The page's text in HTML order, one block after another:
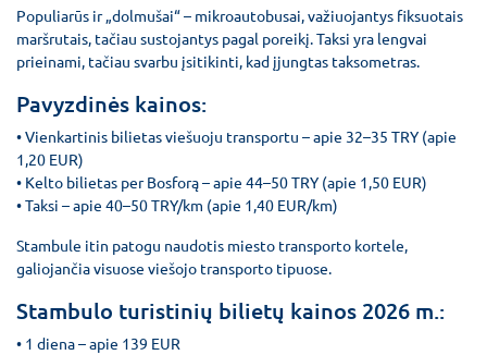
Populiarūs ir „dolmušai“ – mikroautobusai, važiuojantys fiksuotais
maršrutais, tačiau sustojantys pagal poreikį. Taksi yra lengvai
prieinami, tačiau svarbu įsitikinti, kad įjungtas taksometras.
Pavyzdinės kainos:
• Vienkartinis bilietas viešuoju transportu – apie 32–35 TRY (apie
1,20 EUR)
• Kelto bilietas per Bosforą – apie 44–50 TRY (apie 1,50 EUR)
• Taksi – apie 40–50 TRY/km (apie 1,40 EUR/km)
Stambule itin patogu naudotis miesto transporto kortele,
galiojančia visuose viešojo transporto tipuose.
Stambulo turistinių bilietų kainos 2026 m.:
• 1 diena – apie 139 EUR